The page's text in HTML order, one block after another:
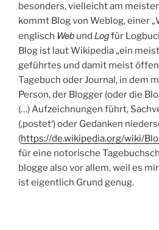
besonders, vielleicht am
kommt Blog von Weblog, einer
englisch Web und Logfür
Blog ist laut Wikipedia „ein
geführtes und damit meist
Tagebuch oder Journal, in dem
Person, der Blogger (oder die
(…) Aufzeichnungen führt,
(‚postet‘) oder Gedanken
(https://de.wikipedia.org/wiki/
für eine notorische
blogge also vor allem, weil es
ist eigentlich Grund genug.